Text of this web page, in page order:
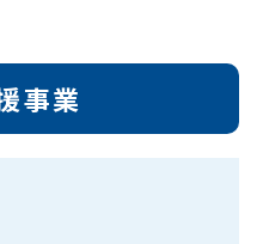
事業